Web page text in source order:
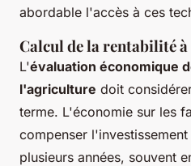
abordable l'accès à ces
Calcul de la rentabilité
L'évaluation économique
l'agriculture doit
terme. L'économie sur les
compenser
plusieurs années, souvent